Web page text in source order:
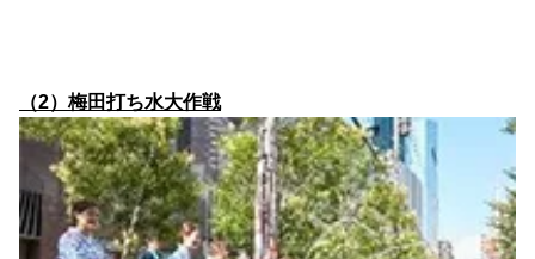
（2）梅田打ち水大作戦